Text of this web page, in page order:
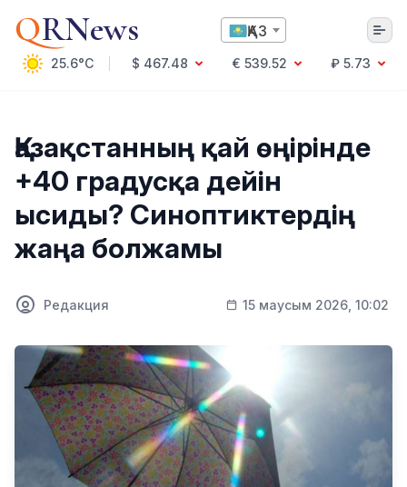
QRNews ҚАЗ
25.6°C $ 467.48 € 539.52
₽ 5.73
Саясат
Технология
Экономика
Қоғам
Білім және Ғылым
Спорт
Ауа райы
Денсаулық
Бизнес
Қылмыс
Қазақстанның қай өңірінде
+40 градусқа дейін
ысиды? Синоптиктердің
жаңа болжамы
Редакция 15 маусым 2026, 10:02